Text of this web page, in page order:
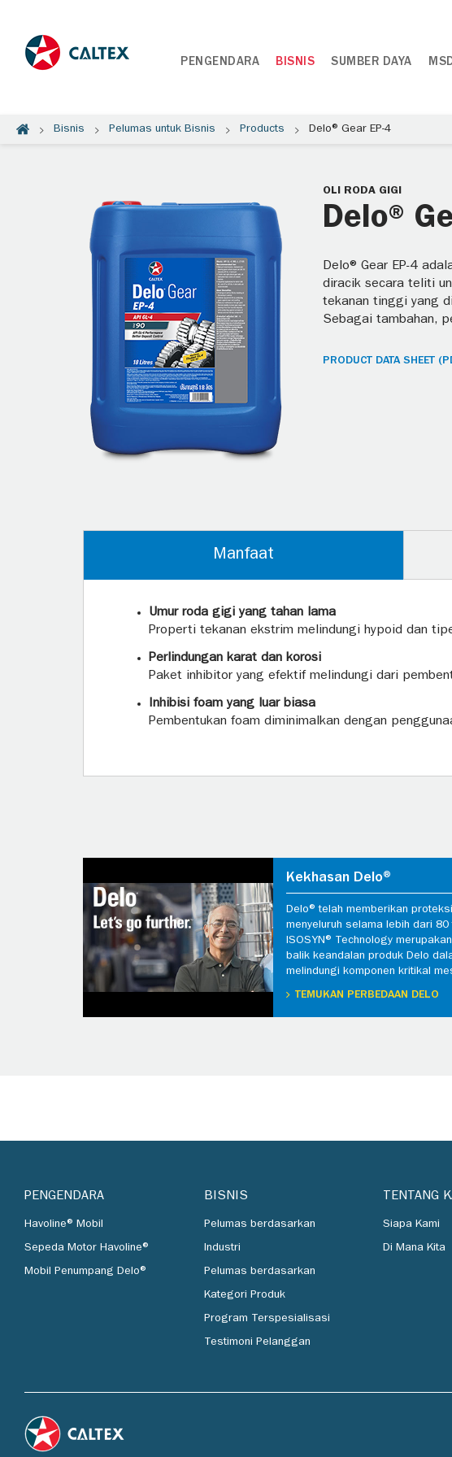
PENGENDARA BISNIS SUMBER DAYA
Bisnis Pelumas untuk Bisnis Products Delo® Gear EP-4
OLI RODA GIGI
Delo®
Delo® Gear EP-4
diracik secara teliti
tekanan tinggi yang
Sebagai tambahan,
PRODUCT DATA SHEET
Manfaat
Umur roda gigi yang tahan lama
Properti tekanan ekstrim melindungi hypoid dan
Perlindungan karat dan korosi
Paket inhibitor yang efektif melindungi dari
Inhibisi foam yang luar biasa
Pembentukan foam diminimalkan dengan
Kekhasan Delo®
Delo® telah memberikan
menyeluruh selama lebih dari 80
ISOSYN® Technology
balik keandalan produk Delo
melindungi komponen kritikal
TEMUKAN PERBEDAAN DELO
PENGENDARA
Havoline® Mobil
Sepeda Motor Havoline®
Mobil Penumpang Delo®
BISNIS
Pelumas berdasarkan
Industri
Pelumas berdasarkan
Kategori Produk
Program Terspesialisasi
Testimoni Pelanggan
TENTANG
Siapa Kami
Di Mana Kita